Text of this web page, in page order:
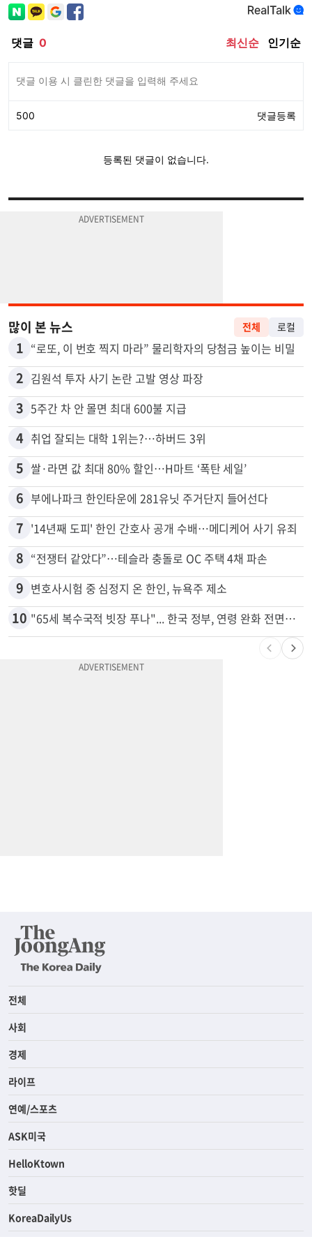
많이 본 뉴스 전체 로컬
1 “로또, 이 번호 찍지 마라” 물리학자의 당첨금 높이는 비밀
2 김원석 투자 사기 논란 고발 영상 파장
3 5주간 차 안 몰면 최대 600불 지급
4 취업 잘되는 대학 1위는?…하버드 3위
5 쌀·라면 값 최대 80% 할인…H마트 ‘폭탄 세일’
6 부에나파크 한인타운에 281유닛 주거단지 들어선다
7 '14년째 도피' 한인 간호사 공개 수배…메디케어 사기 유죄
8 “전쟁터 같았다”…테슬라 충돌로 OC 주택 4채 파손
9 변호사시험 중 심정지 온 한인, 뉴욕주 제소
10 "65세 복수국적 빗장 푸나"... 한국 정부, 연령 완화 전면 추진
전체
사회
경제
라이프
연예/스포츠
ASK미국
HelloKtown
핫딜
KoreaDailyUs